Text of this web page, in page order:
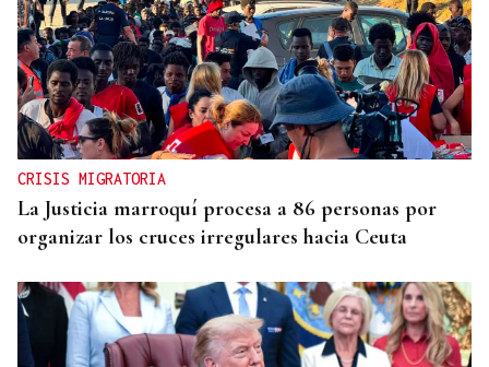
CRISIS MIGRATORIA
La Justicia marroquí procesa a 86 personas por
organizar los cruces irregulares hacia Ceuta